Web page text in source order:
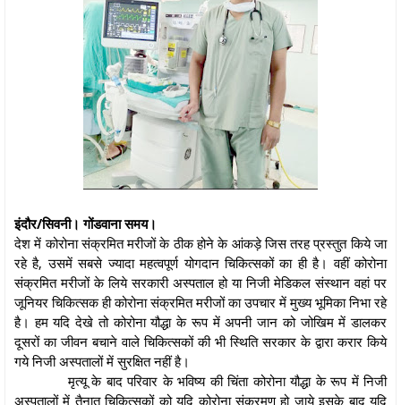
इंदौर/सिवनी। गोंडवाना समय।
देश में कोरोना संक्रमित मरीजों के ठीक होने के आंकड़े जिस तरह प्रस्तुत किये जा
रहे है, उसमें सबसे ज्यादा महत्वपूर्ण योगदान चिकित्सकों का ही है। वहीं कोरोना
संक्रमित मरीजों के लिये सरकारी अस्पताल हो या निजी मेडिकल संस्थान वहां पर
जूनियर चिकित्सक ही कोरोना संक्रमित मरीजों का उपचार में मुख्य भूमिका निभा रहे
है। हम यदि देखे तो कोरोना यौद्धा के रूप में अपनी जान को जोखिम में डालकर
दूसरों का जीवन बचाने वाले चिकित्सकों की भी स्थिति सरकार के द्वारा करार किये
गये निजी अस्पतालों में सुरक्षित नहीं है।
मृत्यू के बाद परिवार के भविष्य की चिंता कोरोना यौद्धा के रूप में निजी
अस्पतालों में तैनात चिकित्सकों को यदि कोरोना संक्रमण हो जाये इसके बाद यदि